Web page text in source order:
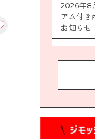
2026年8
アム付き
お知らせ
ン作戦参
対抗「福